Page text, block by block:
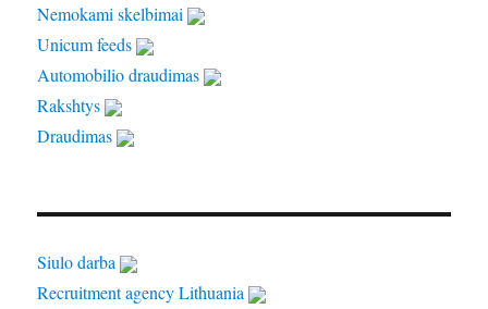
Nemokami skelbimai
Unicum feeds
Automobilio draudimas
Rakshtys
Draudimas
Siulo darba
Recruitment agency Lithuania